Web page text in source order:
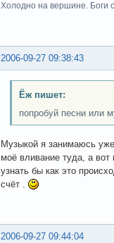
Холодно на вершине. Боги
2006-09-27 09:38:43
Ёж пишет:
попробуй песни или
Музыкой я занимаюсь
моё вливание туда, а вот
узнать бы как это
счёт .
2006-09-27 09:44:04